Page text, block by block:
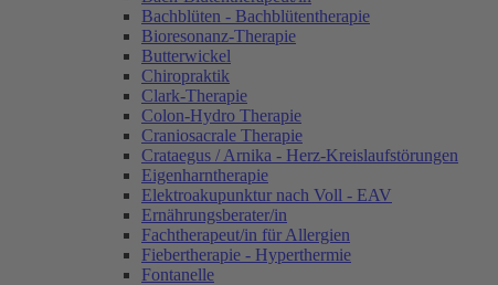
Bachblüten - Bachblütentherapie
Bioresonanz-Therapie
Butterwickel
Chiropraktik
Clark-Therapie
Colon-Hydro Therapie
Craniosacrale Therapie
Crataegus / Arnika - Herz-Kreislaufstörungen
Eigenharntherapie
Elektroakupunktur nach Voll - EAV
Ernährungsberater/in
Fachtherapeut/in für Allergien
Fiebertherapie - Hyperthermie
Fontanelle